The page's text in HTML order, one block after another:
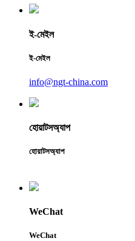
ই-মেইল
ই-মেইল
info@ngt-china.com
হোয়াটসঅ্যাপ
হোয়াটসঅ্যাপ
WeChat
WeChat